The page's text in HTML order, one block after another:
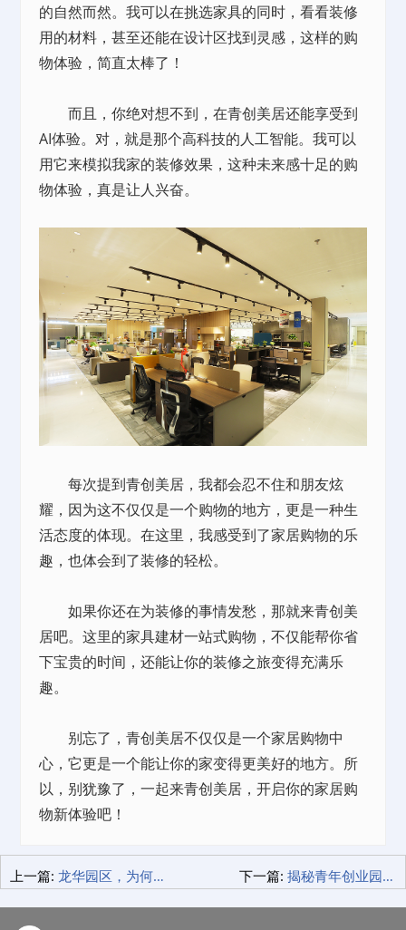
的自然而然。我可以在挑选家具的同时，看看装修
用的材料，甚至还能在设计区找到灵感，这样的购
物体验，简直太棒了！
而且，你绝对想不到，在青创美居还能享受到
AI体验。对，就是那个高科技的人工智能。我可以
用它来模拟我家的装修效果，这种未来感十足的购
物体验，真是让人兴奋。
每次提到青创美居，我都会忍不住和朋友炫
耀，因为这不仅仅是一个购物的地方，更是一种生
活态度的体现。在这里，我感受到了家居购物的乐
趣，也体会到了装修的轻松。
如果你还在为装修的事情发愁，那就来青创美
居吧。这里的家具建材一站式购物，不仅能帮你省
下宝贵的时间，还能让你的装修之旅变得充满乐
趣。
别忘了，青创美居不仅仅是一个家居购物中
心，它更是一个能让你的家变得更美好的地方。所
以，别犹豫了，一起来青创美居，开启你的家居购
物新体验吧！
上一篇: 龙华园区，为何成为创业者心中的圣地？ 下一篇: 揭秘青年创业园：为何这里是创业者的梦想孵化器？